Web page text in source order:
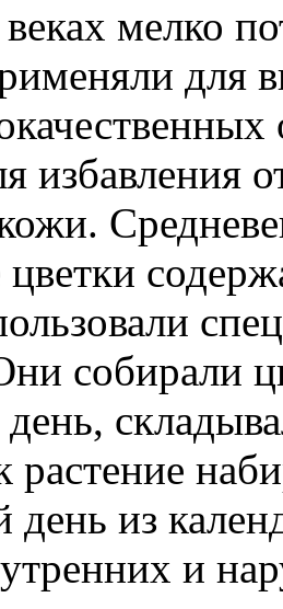
мелко
для
избавления
собирали
растение
из
и